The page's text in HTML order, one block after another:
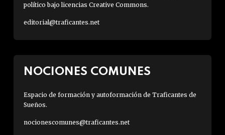
político bajo licencias Creative Commons.
editorial@traficantes.net
NOCIONES COMUNES
Espacio de formación y autoformación de Traficantes de
Sueños.
nocionescomunes@traficantes.net